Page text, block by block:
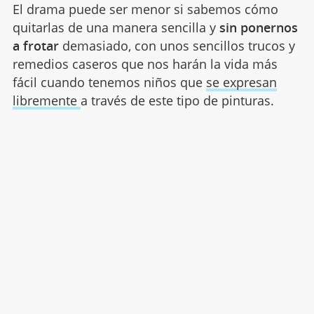
El drama puede ser menor si sabemos cómo
quitarlas de una manera sencilla y sin ponernos
a frotardemasiado, con unos sencillos trucos y
remedios caseros que nos harán la vida más
fácil cuando tenemos niños que se expresan
libremente a través de este tipo de pinturas.